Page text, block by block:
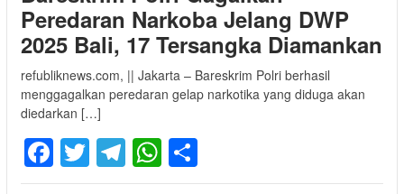
Peredaran Narkoba Jelang DWP
2025 Bali, 17 Tersangka Diamankan
refubliknews.com, || Jakarta – Bareskrim Polri berhasil
menggagalkan peredaran gelap narkotika yang diduga akan
diedarkan […]
Facebook
Twitter
Telegram
WhatsApp